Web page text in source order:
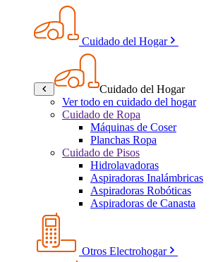
Cuidado del Hogar
Cuidado del Hogar
Ver todo en cuidado del hogar
Cuidado de Ropa
Máquinas de Coser
Planchas Ropa
Cuidado de Pisos
Hidrolavadoras
Aspiradoras Inalámbricas
Aspiradoras Robóticas
Aspiradoras de Canasta
Otros Electrohogar